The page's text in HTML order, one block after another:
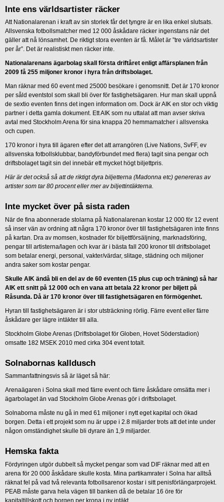
Inte ens världsartister räcker
Att Nationalarenan i kraft av sin storlek får det tyngre är en lika enkel slutsats.
Allsvenska fotbollsmatcher med 12 000 åskådare räcker ingenstans när det
gäller att nå lönsamhet. De riktigt stora eventen är få. Målet är ”tre världsartister
per år”. Det är realistiskt men räcker inte.
Nationalarenans ägarbolag skall första driftåret enligt affärsplanen från
2009 få 255 miljoner kronor i hyra från driftsbolaget.
Man räknar med 60 event med 25000 besökare i genomsnitt. Det är 170 kronor
per såld eventstol som skall bli över för fastighetsägaren. Hur man skall uppnå
de sextio eventen finns det ingen information om. Dock är AIK en stor och viktig
partner i detta gamla dokument. Ett AIK som nu uttalat att man avser skriva
avtal med Stockholm Arena för sina knappa 20 hemmamatcher i allsvenska
och cupen.
170 kronor i hyra till ägaren efter det att arrangören (Live Nations, SvFF, ev
allsvenska fotbollsklubbar, bandyförbundet med flera) tagit sina pengar och
driftsbolaget tagit sin del innebär ett mycket högt biljettpris.
Här är det också så att de riktigt dyra biljetterna (Madonna etc) genereras av
artister som tar 80 procent eller mer av biljettintäkterna.
Inte mycket över på sista raden
När de fina abonnerade stolarna på Nationalarenan kostar 12 000 för 12 event
så inser vän av ordning att några 170 kronor över till fastighetsägaren inte finns
på kartan. Dra av momsen, kostnader för biljettförsäljning, marknadsföring,
pengar till artisterna/lagen och kvar är i bästa fall 200 kronor till driftsbolaget
som betalar energi, personal, vakter/värdar, slitage, städning och miljoner
andra saker som kostar pengar.
Skulle AIK ändå bli en del av de 60 eventen (15 plus cup och träning) så har
AIK ett snitt på 12 000 och en vana att betala 22 kronor per biljett på
Råsunda. Då är 170 kronor över till fastighetsägaren en förmögenhet.
Hyran till fastighetsägaren är i stor utsträckning rörlig. Färre event eller färre
åskådare ger lägre intäkter till alla.
Stockholm Globe Arenas (Driftsbolaget för Globen, Hovet Söderstadion)
omsatte 182 MSEK 2010 med cirka 304 event totalt.
Solnabornas kalldusch
Sammanfattningsvis så är läget så här:
Arenaägaren i Solna skall med färre event och färre åskådare omsätta mer i
ägarbolaget än vad Stockholm Globe Arenas gör i driftsbolaget.
Solnaborna måste nu gå in med 61 miljoner i nytt eget kapital och ökad
borgen. Detta i ett projekt som nu är uppe i 2.8 miljarder trots att det inte under
någon omständighet skulle bli dyrare än 1,9 miljarder.
Hemska fakta
Fördyringen utgör dubbelt så mycket pengar som vad DIF räknar med att en
arena för 20 000 åskådare skulle kosta. Mina partikamrater i Solna har alltså
räknat fel på vad två relevanta fotbollsarenor kostar i sitt penisförlängarprojekt.
PEAB måste garva hela vägen till banken då de betalar 16 öre för
kapitaltillskott och borgen per krona i ny intäkt.